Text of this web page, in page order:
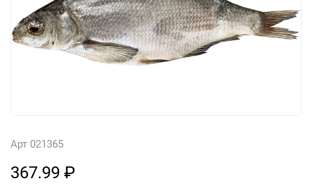
Арт 021365
367.99 ₽